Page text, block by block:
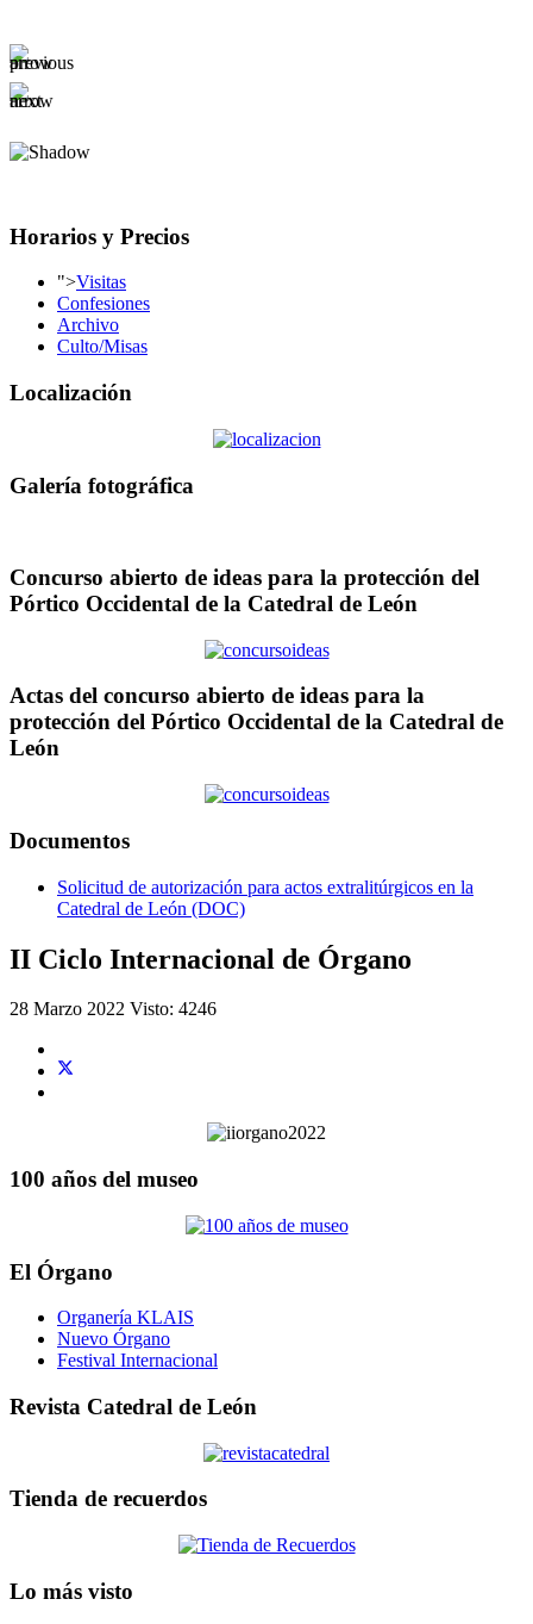
Horarios y Precios
">Visitas
Confesiones
Archivo
Culto/Misas
Localización
Galería fotográfica
Concurso abierto de ideas para la protección del
Pórtico Occidental de la Catedral de León
Actas del concurso abierto de ideas para la
protección del Pórtico Occidental de la Catedral de
León
Documentos
Solicitud de autorización para actos extralitúrgicos en la
Catedral de León (DOC)
II Ciclo Internacional de Órgano
28 Marzo 2022 Visto: 4246
100 años del museo
El Órgano
Organería KLAIS
Nuevo Órgano
Festival Internacional
Revista Catedral de León
Tienda de recuerdos
Lo más visto